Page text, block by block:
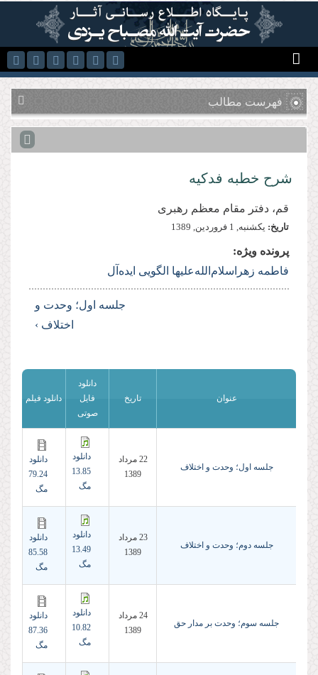
رفتن به محتوای اصلی
فهرست مطالب
شرح خطبه فدکیه
قم، دفتر مقام معظم رهبری
تاریخ: يكشنبه, 1 فروردين, 1389
پرونده ویژه:
فاطمه زهرا‌سلام‌الله‌علیها الگویی ایده‌آل
جلسه اول؛ وحدت و
اختلاف ›
عنوان تاریخ
دانلود
فایل
صوتی
دانلود فیلم
جلسه اول؛ وحدت و اختلاف
22 مرداد
1389
دانلود
13.85
مگ
دانلود
79.24
مگ
جلسه دوم؛ وحدت و اختلاف
23 مرداد
1389
دانلود
13.49
مگ
دانلود
85.58
مگ
جلسه سوم؛ وحدت بر مدار حق
24 مرداد
1389
دانلود
10.82
مگ
دانلود
87.36
مگ